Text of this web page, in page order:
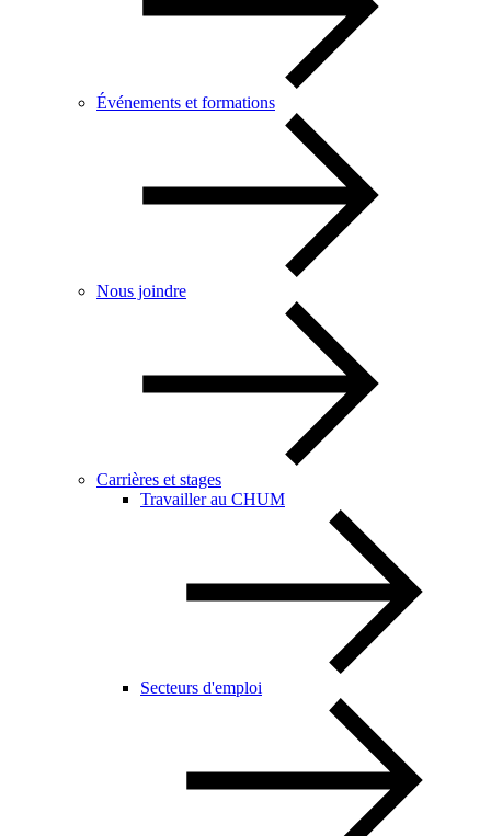
Événements et formations
Nous joindre
Carrières et stages
Travailler au CHUM
Secteurs d'emploi